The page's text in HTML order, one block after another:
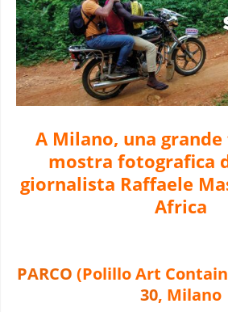
A Milano, una
mostra fotografica
giornalista Raffaele
Africa
PARCO (Polillo Art
30, Milano